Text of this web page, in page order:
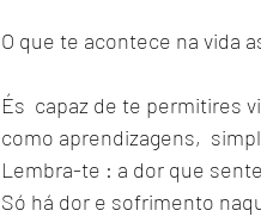
O que te acontece na vida
És  capaz de te permitires
como aprendizagens,
Lembra-te : a dor que
Só há dor e sofrimento